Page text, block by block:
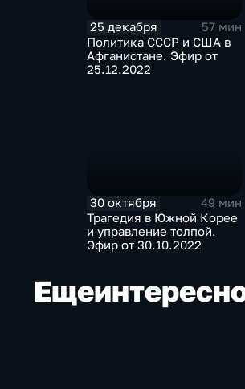
25 декабря
57 мин
Политика СССР и США в
Афганистане. Эфир от
25.12.2022
30 октября
49 мин
Трагедия в Южной Корее
и управление толпой.
Эфир от 30.10.2022
Еще